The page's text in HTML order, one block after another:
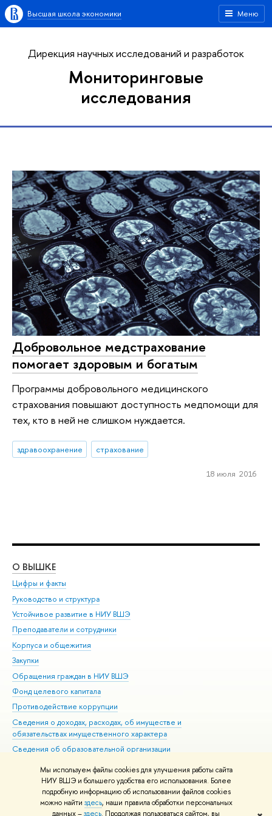
Мы используем файлы cookies для улучшения работы сайта
НИУ ВШЭ и большего удобства его использования. Более
подробную информацию об использовании файлов cookies
можно найти здесь, наши правила обработки персональных
данных –здесь. Продолжая пользоваться сайтом, вы
Меню
Высшая школа экономики
Дирекция научных исследований и разработок
Мониторинговые
исследования
Добровольное медстрахование
помогает здоровым и богатым
Программы добровольного медицинского
страхования повышают доступность медпомощи для
тех, кто в ней не слишком нуждается.
здравоохранение страхование
18 июля 2016
О ВЫШКЕ
Цифры и факты
Руководство и структура
Устойчивое развитие в НИУ ВШЭ
Преподаватели и сотрудники
Корпуса и общежития
Закупки
Обращения граждан в НИУ ВШЭ
Фонд целевого капитала
Противодействие коррупции
Сведения о доходах, расходах, об имуществе и
обязательствах имущественного характера
Сведения об образовательной организации
Людям с ограниченными возможностями здоровья
Единая платежная страница
Работа в Вышке